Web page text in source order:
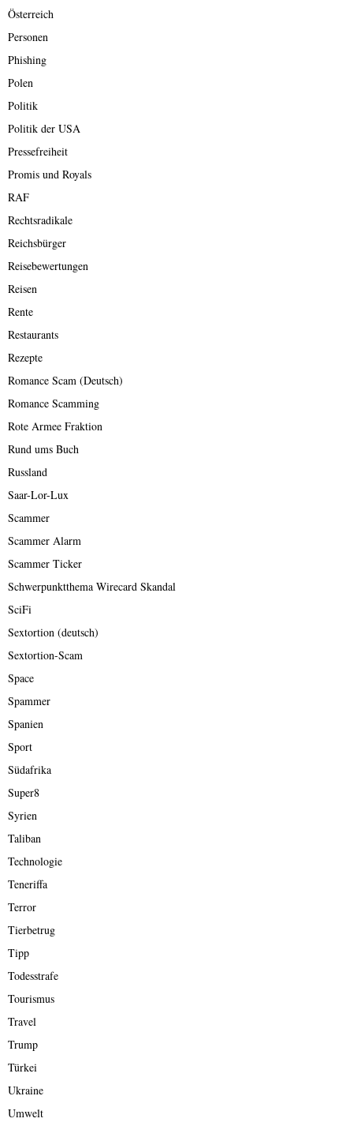
Österreich
Personen
Phishing
Polen
Politik
Politik der USA
Pressefreiheit
Promis und Royals
RAF
Rechtsradikale
Reichsbürger
Reisebewertungen
Reisen
Rente
Restaurants
Rezepte
Romance Scam (Deutsch)
Romance Scamming
Rote Armee Fraktion
Rund ums Buch
Russland
Saar-Lor-Lux
Scammer
Scammer Alarm
Scammer Ticker
Schwerpunktthema Wirecard Skandal
SciFi
Sextortion (deutsch)
Sextortion-Scam
Space
Spammer
Spanien
Sport
Südafrika
Super8
Syrien
Taliban
Technologie
Teneriffa
Terror
Tierbetrug
Tipp
Todesstrafe
Tourismus
Travel
Trump
Türkei
Ukraine
Umwelt